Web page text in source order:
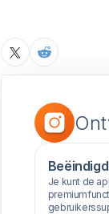
Je kunt de